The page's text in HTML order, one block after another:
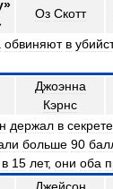
»
Оз Скотт
обвиняют в
Джоэнна
Кэрнс
держал в секрете
больше 90
в 15 лет, они оба